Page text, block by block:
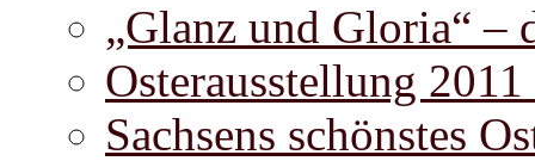
„Glanz und Gloria“ –
Osterausstellung
Sachsens schönstes